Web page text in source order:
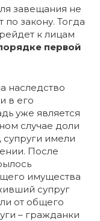
завещания не
по закону. Тогда
к лицам
первой
наследство
в его
уже является
случае доли
имели
После
имущества
супруг
от общего
– гражданки